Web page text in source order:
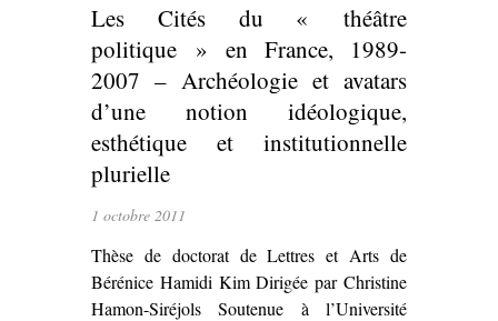
Les Cités du « théâtre
politique » en France, 1989-
2007 – Archéologie et avatars
d’une notion idéologique,
esthétique et institutionnelle
plurielle
1 octobre 2011
Thèse de doctorat de Lettres et Arts de
Bérénice Hamidi Kim Dirigée par Christine
Hamon-Siréjols Soutenue à l’Université